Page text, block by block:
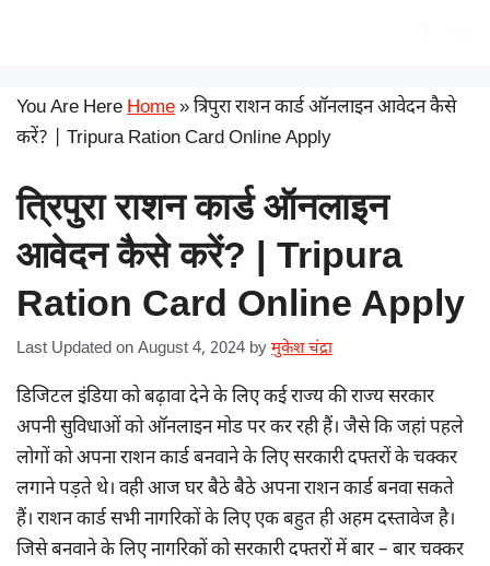
You Are HereHome»त्रिपुरा राशन कार्ड ऑनलाइन आवेदन कैसे
करें? | Tripura Ration Card Online Apply
त्रिपुरा राशन कार्ड ऑनलाइन
आवेदन कैसे करें? | Tripura
Ration Card Online Apply
Last Updated on August 4, 2024 by मुकेश चंद्रा
डिजिटल इंडिया को बढ़ावा देने के लिए कई राज्य की राज्य सरकार
अपनी सुविधाओं को ऑनलाइन मोड पर कर रही हैं। जैसे कि जहां पहले
लोगों को अपना राशन कार्ड बनवाने के लिए सरकारी दफ्तरों के चक्कर
लगाने पड़ते थे। वही आज घर बैठे बैठे अपना राशन कार्ड बनवा सकते
हैं। राशन कार्ड सभी नागरिकों के लिए एक बहुत ही अहम दस्तावेज है।
जिसे बनवाने के लिए नागरिकों को सरकारी दफ्तरों में बार – बार चक्कर